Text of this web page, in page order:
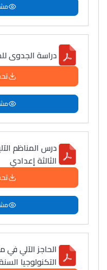
دراسة الجدوى
درس المناظم
الثالثة إعدادي
الحاجز الآلي
التكنولوجيا